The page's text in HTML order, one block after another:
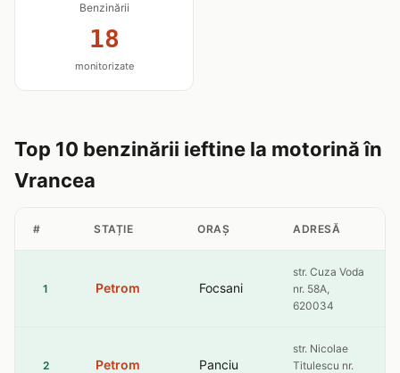
Benzinării
18
monitorizate
Top 10 benzinării ieftine la motorină în
Vrancea
# STAȚIE ORAȘ ADRESĂ
1 Petrom Focsani
str. Cuza Voda
nr. 58A,
620034
2 Petrom Panciu
str. Nicolae
Titulescu nr.